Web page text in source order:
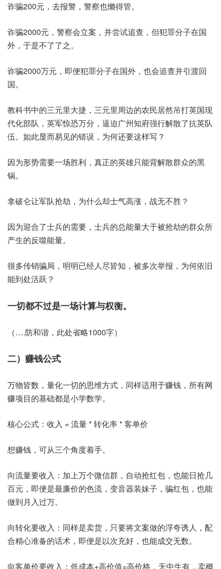
诈骗200元，去报警，警察也懒得管。
诈骗2000元，警察会立案，并尝试追查，但犯罪分子在国
外，于是不了了之。
诈骗2000万元，即便犯罪分子在国外，也会追查并引渡回
国。
教科书中的三元里大捷，三元里周边的农民居然吊打英国现
代化部队，英军惊恐万分，逼迫广州知府强行解散了抗英队
伍。如此显而易见的错误，为何还要这样写？
因为形势需要一场胜利，真正的英雄只能背解散群众的黑
锅。
拿破仑让军队抢劫，为什么却士气高涨，战无不胜？
因为迎合了士兵的需要，士兵的总能量大于被抢劫的群众所
产生的反噬能量。
很多传销骗局，明明已经人尽皆知，被多次举报，为何依旧
能到处活跃？
一切都不过是一场计算与权衡。
（….防和谐，此处省略1000字）
二）赚钱公式
万物皆数，量化一切的思维方式，同样适用于赚钱，所有网
赚项目的基础都是小学数学。
核心公式：收入 = 流量 * 转化率 * 客单价
想赚钱，可从三个角度着手。
向流量要收入：加上万个微信群，自动抢红包，也能日抢几
百元，即便是最廉价的色流，变音器装妹子，骗红包，也能
做到月入过万。
向转化要收入：同样是卖货，只要将文案做的浮夸诱人，配
合精心准备的话术，即便是以次充好，也能成交无数。
向客单价要收入：低成本+高价值=高价格，无中生有，卖概